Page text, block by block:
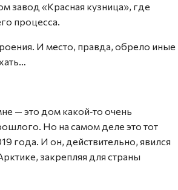
завод «Красная кузница», где
процесса.
И место, правда, обрело иные
— это дом какой‑то очень
Но на самом деле это тот
года. И он, действительно, явился
закрепляя для страны